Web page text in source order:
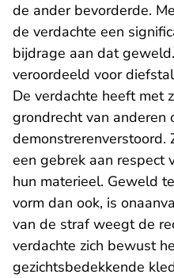
de ander bevorderde.
de verdachte een
bijdrage aan dat
veroordeeld voor
De verdachte heeft met
grondrecht van anderen
een gebrek aan respect
hun materieel. Geweld
vorm dan ook, is
van de straf weegt de
verdachte zich bewust
gezichtsbedekkende